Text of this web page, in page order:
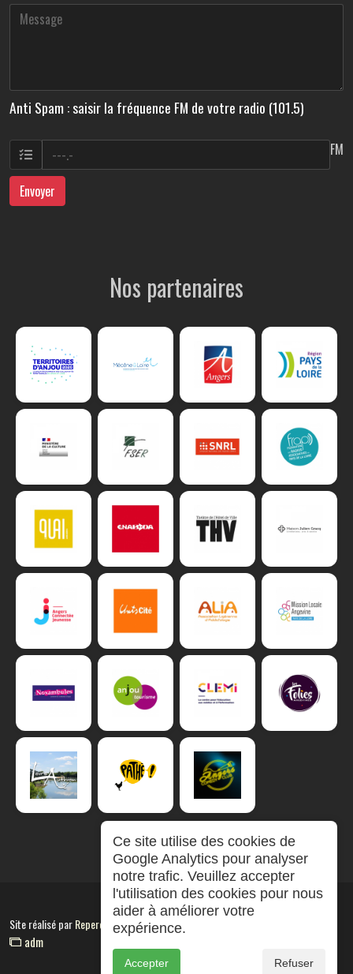
Anti Spam : saisir la fréquence FM de votre radio (101.5)
FM
Envoyer
Nos partenaires
Site réalisé parRepereCom
adm
Ce site utilise des cookies de
Google Analytics pour analyser
notre trafic. Veuillez accepter
l'utilisation des cookies pour nous
aider à améliorer votre
expérience.
Accepter Refuser